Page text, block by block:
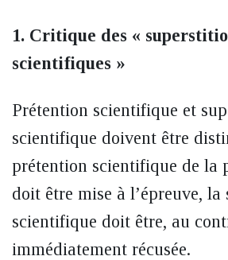
1. Critique des «
scientifiques »
Prétention scientifique et
scientifique doivent être
prétention scientifique de la
doit être mise à l’épreuve,
scientifique doit être, au
immédiatement récusée.